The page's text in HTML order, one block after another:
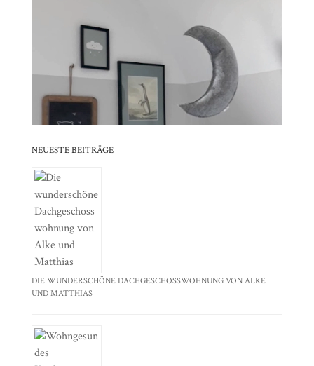
⠀⠀⠀⠀⠀⠀⠀⠀⠀⠀⠀⠀⠀⠀⠀⠀⠀⠀⠀⠀⠀⠀⠀⠀⠀⠀⠀⠀⠀
⠀⠀⠀⠀⠀⠀⠀⠀⠀⠀⠀⠀⠀⠀⠀⠀⠀⠀⠀⠀⠀⠀
⠀⠀⠀⠀⠀⠀⠀⠀⠀⠀⠀⠀⠀⠀⠀⠀⠀⠀⠀⠀⠀⠀⠀⠀⠀⠀⠀⠀⠀
⠀⠀⠀⠀⠀⠀⠀⠀⠀⠀⠀⠀⠀⠀⠀⠀⠀⠀⠀⠀⠀⠀
NEUESTE BEITRÄGE
DIE WUNDERSCHÖNE DACHGESCHOSSWOHNUNG VON ALKE
UND MATTHIAS